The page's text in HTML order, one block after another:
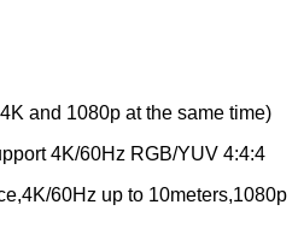
and 1080p at the same time)
4K/60Hz RGB/YUV 4:4:4
60Hz up to 10meters,1080p